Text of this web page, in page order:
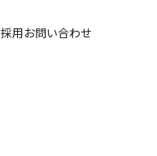
採用お問い合わせ